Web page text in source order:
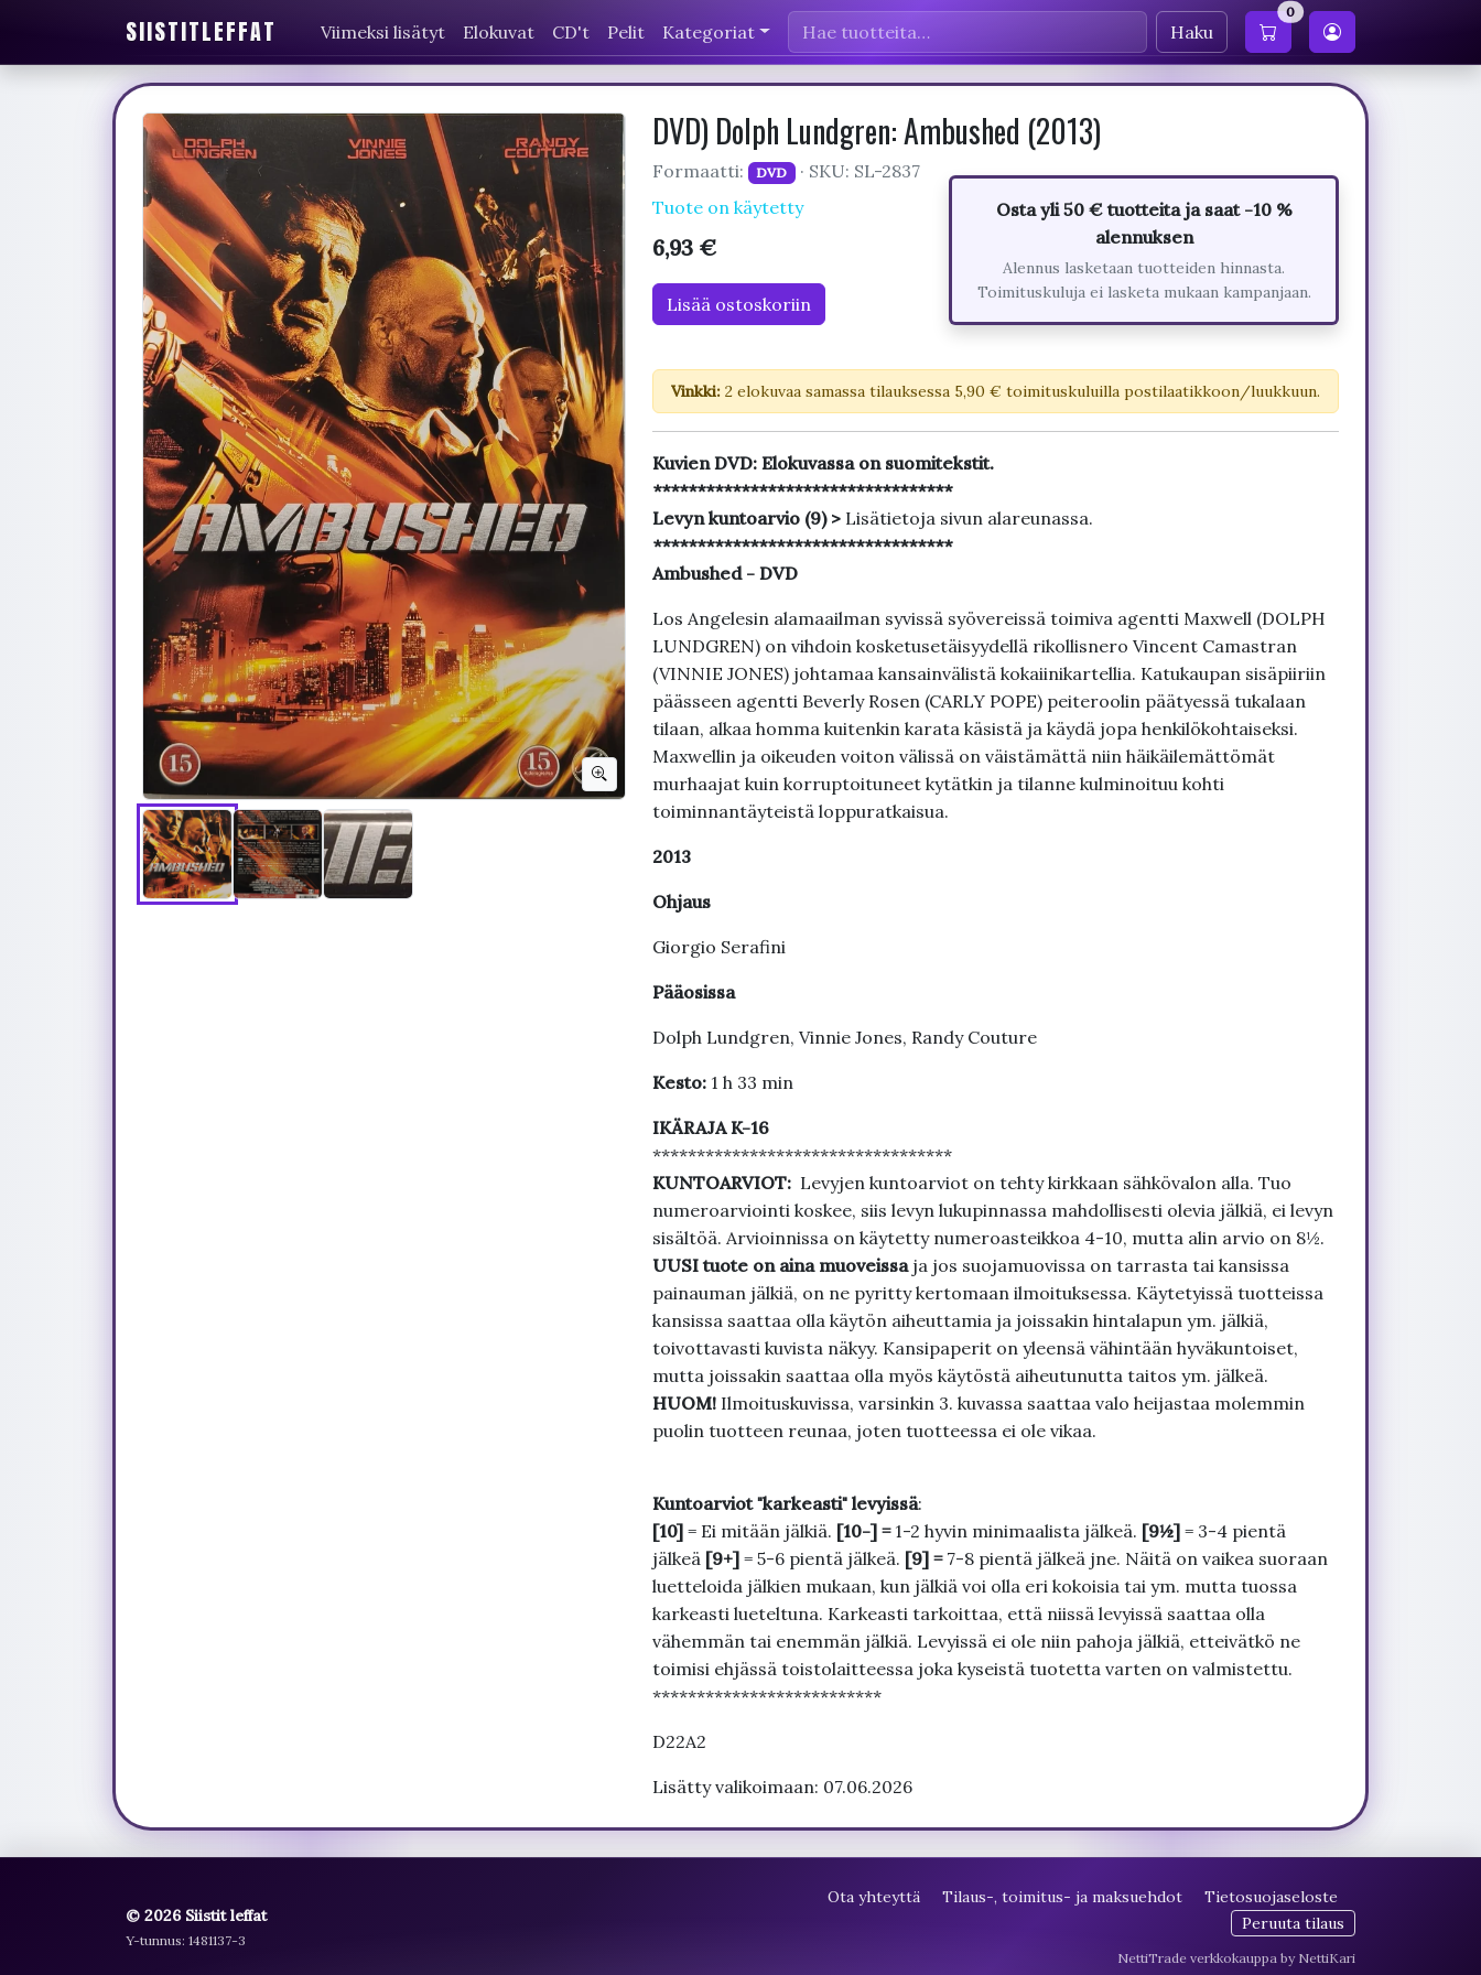
SIISTITLEFFAT Viimeksi lisätyt Elokuvat CD't Pelit Kategoriat Haku
0
DVD) Dolph Lundgren: Ambushed (2013)
Formaatti: DVD
· SKU: SL-2837
Tuote on käytetty
6,93 €
Lisää ostoskoriin
Osta yli 50 € tuotteita ja saat -10 %
alennuksen
Alennus lasketaan tuotteiden hinnasta.
Toimituskuluja ei lasketa mukaan kampanjaan.
Vinkki:2 elokuvaa samassa tilauksessa 5,90 € toimituskuluilla postilaatikkoon/luukkuun.
Kuvien DVD: Elokuvassa on suomitekstit.
**********************************
Levyn kuntoarvio (9) > Lisätietoja sivun alareunassa.
**********************************
Ambushed - DVD
Los Angelesin alamaailman syvissä syövereissä toimiva agentti Maxwell (DOLPH
LUNDGREN) on vihdoin kosketusetäisyydellä rikollisnero Vincent Camastran
(VINNIE JONES) johtamaa kansainvälistä kokaiinikartellia. Katukaupan sisäpiiriin
päässeen agentti Beverly Rosen (CARLY POPE) peiteroolin päätyessä tukalaan
tilaan, alkaa homma kuitenkin karata käsistä ja käydä jopa henkilökohtaiseksi.
Maxwellin ja oikeuden voiton välissä on väistämättä niin häikäilemättömät
murhaajat kuin korruptoituneet kytätkin ja tilanne kulminoituu kohti
toiminnantäyteistä loppuratkaisua.
2013
Ohjaus
Giorgio Serafini
Pääosissa
Dolph Lundgren, Vinnie Jones, Randy Couture
Kesto:1 h 33 min
IKÄRAJA K-16
**********************************
KUNTOARVIOT: Levyjen kuntoarviot on tehty kirkkaan sähkövalon alla. Tuo
numeroarviointi koskee, siis levyn lukupinnassa mahdollisesti olevia jälkiä, ei levyn
sisältöä. Arvioinnissa on käytetty numeroasteikkoa 4-10, mutta alin arvio on 8½.
UUSI tuote on aina muoveissa ja jos suojamuovissa on tarrasta tai kansissa
painauman jälkiä, on ne pyritty kertomaan ilmoituksessa. Käytetyissä tuotteissa
kansissa saattaa olla käytön aiheuttamia ja joissakin hintalapun ym. jälkiä,
toivottavasti kuvista näkyy. Kansipaperit on yleensä vähintään hyväkuntoiset,
mutta joissakin saattaa olla myös käytöstä aiheutunutta taitos ym. jälkeä.
HUOM!Ilmoituskuvissa, varsinkin 3. kuvassa saattaa valo heijastaa molemmin
puolin tuotteen reunaa, joten tuotteessa ei ole vikaa.
Kuntoarviot "karkeasti" levyissä:
[10]= Ei mitään jälkiä. [10-] = 1-2 hyvin minimaalista jälkeä. [9½]= 3-4 pientä
jälkeä [9+]= 5-6 pientä jälkeä. [9] = 7-8 pientä jälkeä jne. Näitä on vaikea suoraan
luetteloida jälkien mukaan, kun jälkiä voi olla eri kokoisia tai ym. mutta tuossa
karkeasti lueteltuna. Karkeasti tarkoittaa, että niissä levyissä saattaa olla
vähemmän tai enemmän jälkiä. Levyissä ei ole niin pahoja jälkiä, etteivätkö ne
toimisi ehjässä toistolaitteessa joka kyseistä tuotetta varten on valmistettu.
**************************
D22A2
Lisätty valikoimaan: 07.06.2026
© 2026 Siistit leffat
Y-tunnus: 1481137-3
Ota yhteyttä Tilaus-, toimitus- ja maksuehdot
Tietosuojaseloste
Peruuta tilaus
NettiTrade verkkokauppa by NettiKari